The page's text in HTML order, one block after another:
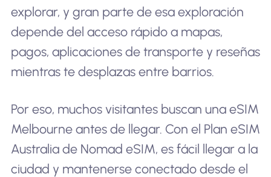
explorar, y gran parte de esa exploración
depende del acceso rápido a mapas,
pagos, aplicaciones de transporte y reseñas
mientras te desplazas entre barrios.
Por eso, muchos visitantes buscan una eSIM
Melbourne antes de llegar. Con el Plan eSIM
Australia de Nomad eSIM, es fácil llegar a la
ciudad y mantenerse conectado desde el